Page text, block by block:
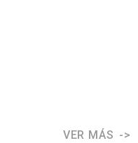
VER MÁS